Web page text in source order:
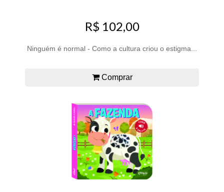
R$ 102,00
Ninguém é normal - Como a cultura criou o estigma...
Comprar